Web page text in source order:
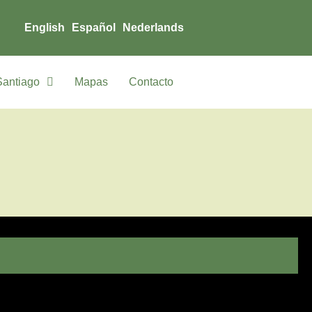
English Español Nederlands
Mapas Contacto